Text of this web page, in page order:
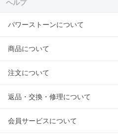
ヘルプ
パワーストーンについて
商品について
注文について
返品・交換・修理について
会員サービスについて